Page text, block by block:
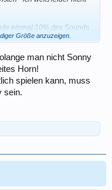
einmal 10% des Sounds
Rest von Blättchen,
Größe anzuzeigen.
man nicht Sonny
Horn!
spielen kann, muss
sein.